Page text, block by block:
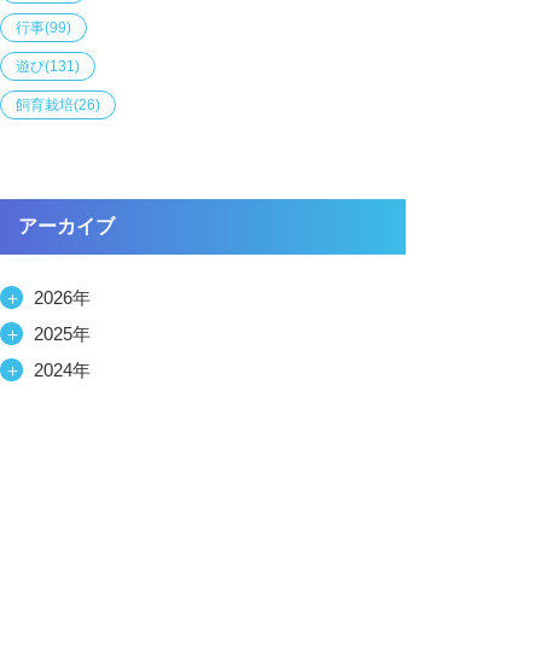
行事(99)
遊び(131)
飼育栽培(26)
アーカイブ
＋
2026年
＋
2025年
＋
2024年